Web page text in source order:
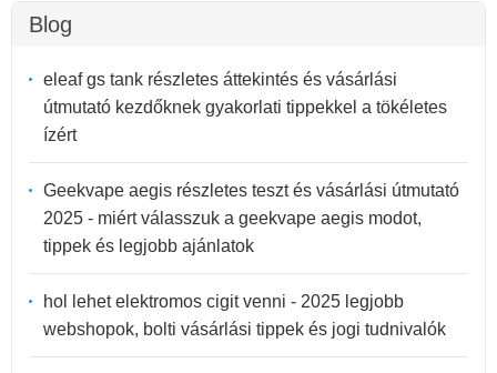
Blog
eleaf gs tank részletes áttekintés és vásárlási
útmutató kezdőknek gyakorlati tippekkel a tökéletes
ízért
Geekvape aegis részletes teszt és vásárlási útmutató
2025 - miért válasszuk a geekvape aegis modot,
tippek és legjobb ajánlatok
hol lehet elektromos cigit venni - 2025 legjobb
webshopok, bolti vásárlási tippek és jogi tudnivalók